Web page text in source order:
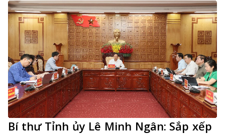
Bí thư Tỉnh ủy Lê Minh Ngân: Sắp xếp